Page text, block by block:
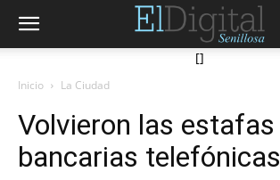
[]
Inicio La Ciudad
Volvieron las estafas
bancarias telefónicas